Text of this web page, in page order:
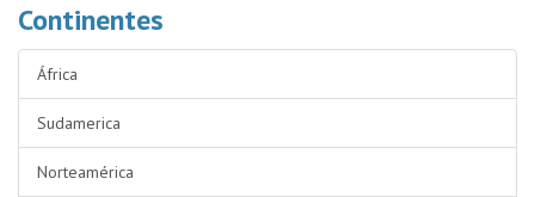
Continentes
África
Sudamerica
Norteamérica